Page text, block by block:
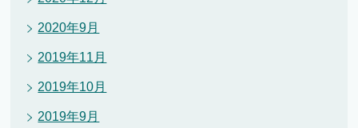
2020年9月
2019年11月
2019年10月
2019年9月